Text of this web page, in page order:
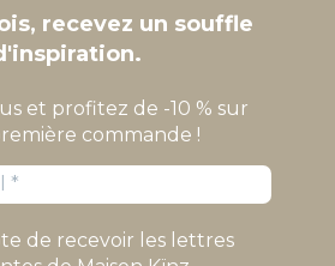
recevez un souffle
et profitez de -10 % sur
commande !
de recevoir les lettres